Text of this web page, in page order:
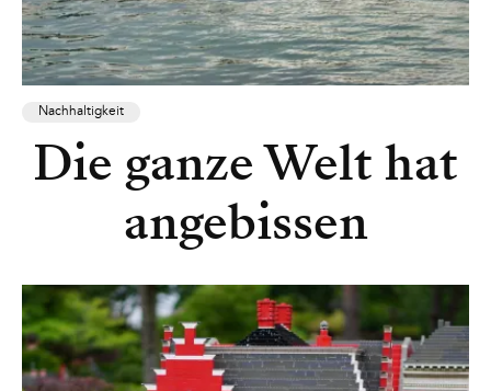
Nachhaltigkeit
Die ganze Welt hat
angebissen